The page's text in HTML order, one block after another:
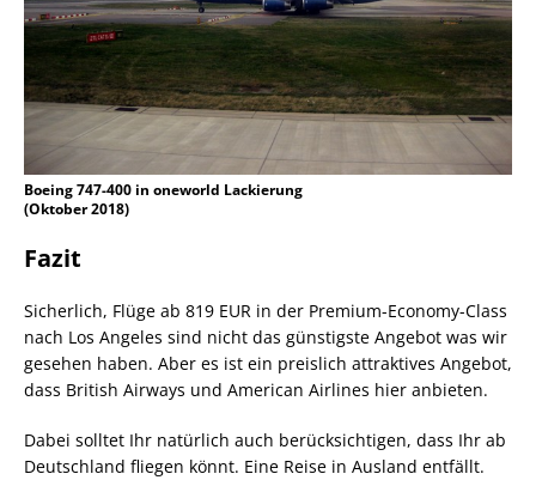
Boeing 747-400 in oneworld Lackierung
(Oktober 2018)
Fazit
Sicherlich, Flüge ab 819 EUR in der Premium-Economy-Class
nach Los Angeles sind nicht das günstigste Angebot was wir
gesehen haben. Aber es ist ein preislich attraktives Angebot,
dass British Airways und American Airlines hier anbieten.
Dabei solltet Ihr natürlich auch berücksichtigen, dass Ihr ab
Deutschland fliegen könnt. Eine Reise in Ausland entfällt.